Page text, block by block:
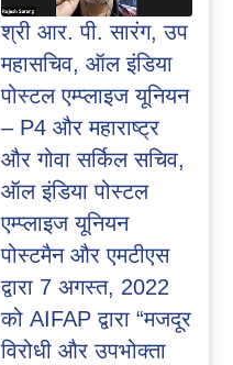
श्री आर. पी. सारंग, उप
महासचिव, ऑल इंडिया
पोस्टल एम्प्लाइज यूनियन
– P4 और महाराष्ट्र
और गोवा सर्किल सचिव,
ऑल इंडिया पोस्टल
एम्प्लाइज यूनियन
पोस्टमैन और एमटीएस
द्वारा 7 अगस्त, 2022
को AIFAP द्वारा “मजदूर
विरोधी और उपभोक्ता